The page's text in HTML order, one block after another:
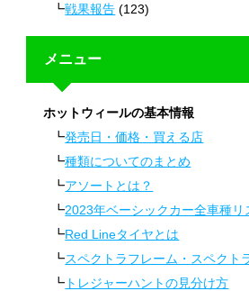
戦果報告 (123)
メニュー
ホットウィールの基本情報
発売日・価格・買える店
種類についてのまとめ
アソートとは？
2023年ベーシックカー全車種リ
Red Lineタイヤとは
スペクトラフレーム・スペクト
トレジャーハントの見分け方